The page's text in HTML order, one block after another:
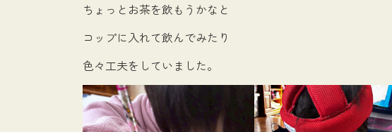
ちょっとお茶を飲もうかなと
コップに入れて飲んでみたり
色々工夫をしていました。